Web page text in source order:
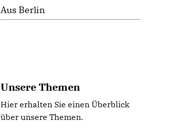
Aus Berlin
Unsere Themen
Hier erhalten Sie einen Überblick
über unsere Themen.